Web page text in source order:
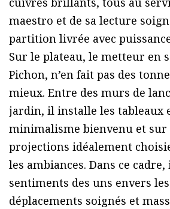
maestro et de sa lecture
partition livrée avec
Sur le plateau, le metteur en
Pichon, n’en fait pas des
mieux. Entre des murs de
jardin, il installe les tableaux
minimalisme bienvenu et sur
projections idéalement
les ambiances. Dans ce
sentiments des uns envers
déplacements soignés et